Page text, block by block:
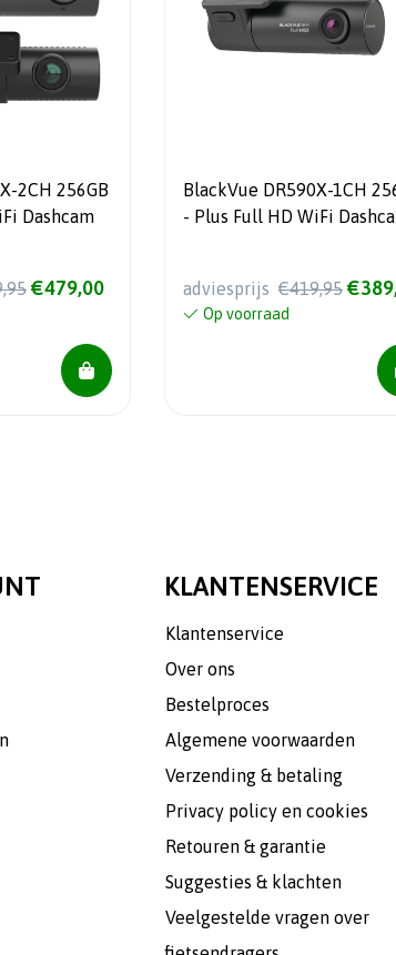
2CH 256GB
Dashcam
€479,00
BlackVue DR590X-1CH
- Plus Full HD WiFi
adviesprijs €419,95
Op voorraad
KLANTENSERVICE
Klantenservice
Over ons
Bestelproces
Algemene voorwaarden
Verzending & betaling
Privacy policy en cookies
Retouren & garantie
Suggesties & klachten
Veelgestelde vragen over